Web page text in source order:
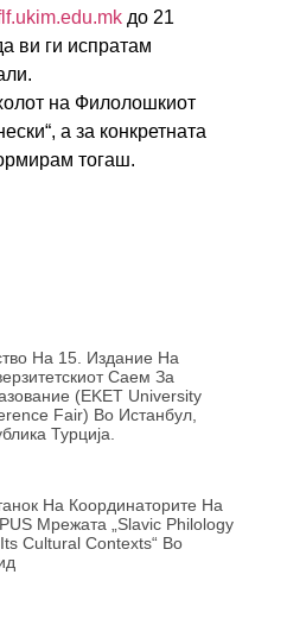
до 21
ви ги испратам
на Филолошкиот
а за конкретната
тогаш.
На 15. Издание На
Саем За
(EKET University
Fair) Во Истанбул,
Турција.
На Координаторите На
Мрежата „Slavic Philology
Cultural Contexts“ Во